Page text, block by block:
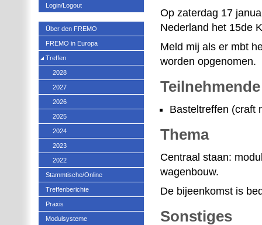
Op zaterdag 17
Nederland het 15de
Meld mij als er mbt
worden opgenomen.
Basteltreffen (craft
Thema
Centraal staan:
wagenbouw.
De bijeenkomst is
Sonstiges
Login/Logout
Über den FREMO
FREMO in Europa
Treffen
2028
2027
2026
2025
2024
2023
2022
Stammtische/Online
Treffenberichte
Praxis
Modulsysteme